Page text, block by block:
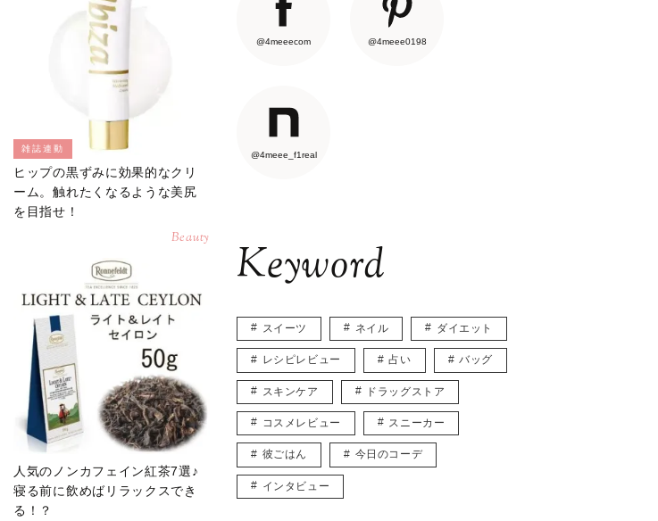
雑誌連動
ヒップの黒ずみに効果的なクリ
ーム。触れたくなるような美尻
を目指せ！
Beauty
人気のノンカフェイン紅茶7選♪
寝る前に飲めばリラックスでき
る！？
@4meeecom @4meee0198
@4meee_f1real
Keyword
スイーツ ネイル ダイエット
レシピレビュー 占い バッグ
スキンケア ドラッグストア
コスメレビュー スニーカー
彼ごはん 今日のコーデ
インタビュー